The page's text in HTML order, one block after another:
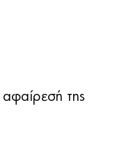
αφαίρεσή της